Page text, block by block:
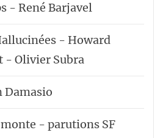
- René Barjavel
- Howard
- Olivier Subra
Damasio
- parutions SF